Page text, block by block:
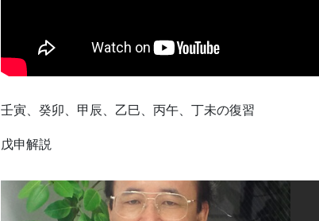
壬寅、癸卯、甲辰、乙巳、丙午、丁未の復習
戊申解説